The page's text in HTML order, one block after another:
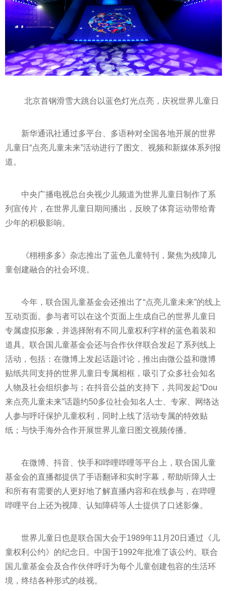
北京首钢滑雪大跳台以蓝色灯光点亮，庆祝世界儿童日
新华通讯社通过多平台、多语种对全国各地开展的世界
儿童日“点亮儿童未来”活动进行了图文、视频和新媒体系列报
道。
中央广播电视总台央视少儿频道为世界儿童日制作了系
列宣传片，在世界儿童日期间播出，反映了体育运动带给青
少年的积极影响。
《栩栩多多》杂志推出了蓝色儿童特刊，聚焦为残障儿
童创建融合的社会环境。
今年，联合国儿童基金会还推出了“点亮儿童未来”的线上
互动页面。参与者可以在这个页面上生成自己的世界儿童日
专属虚拟形象，并选择附有不同儿童权利字样的蓝色着装和
道具。联合国儿童基金会还与合作伙伴联合发起了系列线上
活动，包括：在微博上发起话题讨论，推出由微公益和微博
贴纸共同支持的世界儿童日专属相框，吸引了众多社会知名
人物及社会组织参与；在抖音公益的支持下，共同发起“Dou
来点亮儿童未来”话题约50多位社会知名人士、专家、网络达
人参与呼吁保护儿童权利，同时上线了活动专属的特效贴
纸；与快手海外合作开展世界儿童日图文视频传播。
在微博、抖音、快手和哔哩哔哩等平台上，联合国儿童
基金会的直播都提供了手语翻译和实时字幕，帮助听障人士
和所有有需要的人更好地了解直播内容和在线参与，在哔哩
哔哩平台上还为视障、认知障碍等人士提供了口述影像。
世界儿童日也是联合国大会于1989年11月20日通过《儿
童权利公约》的纪念日。中国于1992年批准了该公约。联合
国儿童基金会及合作伙伴呼吁为每个儿童创建包容的生活环
境，终结各种形式的歧视。